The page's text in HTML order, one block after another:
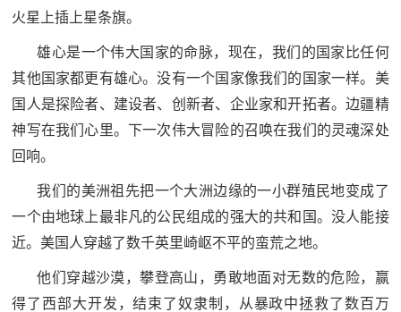
火星上插上星条旗。
雄心是一个伟大国家的命脉，现在，我们的国家比任何
其他国家都更有雄心。没有一个国家像我们的国家一样。美
国人是探险者、建设者、创新者、企业家和开拓者。边疆精
神写在我们心里。下一次伟大冒险的召唤在我们的灵魂深处
回响。
我们的美洲祖先把一个大洲边缘的一小群殖民地变成了
一个由地球上最非凡的公民组成的强大的共和国。没人能接
近。美国人穿越了数千英里崎岖不平的蛮荒之地。
他们穿越沙漠，攀登高山，勇敢地面对无数的危险，赢
得了西部大开发，结束了奴隶制，从暴政中拯救了数百万